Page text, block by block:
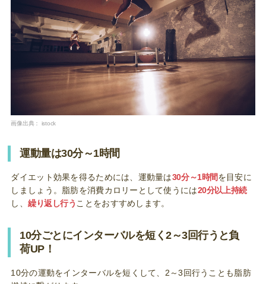
画像出典： istock
運動量は30分～1時間
ダイエット効果を得るためには、運動量は30分～1時間を目安に
しましょう。脂肪を消費カロリーとして使うには20分以上持続
し、 繰り返し行うことをおすすめします。
10分ごとにインターバルを短く2～3回行うと負
荷UP！
10分の運動をインターバルを短くして、2～3回行うことも脂肪